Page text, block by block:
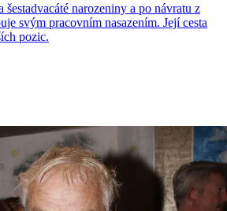
narozeniny a po návratu z
svým pracovním nasazením. Její cesta
pozic.